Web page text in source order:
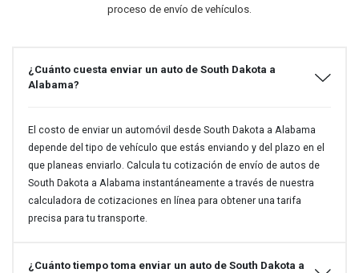
proceso de envío de vehículos.
¿Cuánto cuesta enviar un auto de South Dakota a
Alabama?
El costo de enviar un automóvil desde South Dakota a Alabama
depende del tipo de vehículo que estás enviando y del plazo en el
que planeas enviarlo. Calcula tu cotización de envío de autos de
South Dakota a Alabama instantáneamente a través de nuestra
calculadora de cotizaciones en línea para obtener una tarifa
precisa para tu transporte.
¿Cuánto tiempo toma enviar un auto de South Dakota a